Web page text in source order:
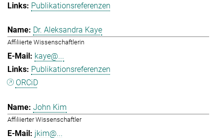
Publikationsreferenzen
Dr. Aleksandra Kaye
Affiliierte Wissenschaftlerin
kaye@...
Publikationsreferenzen
ORCiD
John Kim
Affiliierter Wissenschaftler
jkim@...